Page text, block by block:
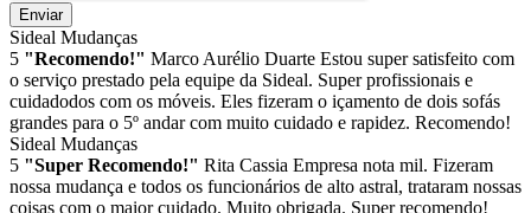
Enviar
Sideal Mudanças
5 "Recomendo!" Marco Aurélio Duarte Estou super satisfeito com
o serviço prestado pela equipe da Sideal. Super profissionais e
cuidadodos com os móveis. Eles fizeram o içamento de dois sofás
grandes para o 5º andar com muito cuidado e rapidez. Recomendo!
Sideal Mudanças
5 "Super Recomendo!" Rita Cassia Empresa nota mil. Fizeram
nossa mudança e todos os funcionários de alto astral, trataram nossas
coisas com o maior cuidado. Muito obrigada. Super recomendo!